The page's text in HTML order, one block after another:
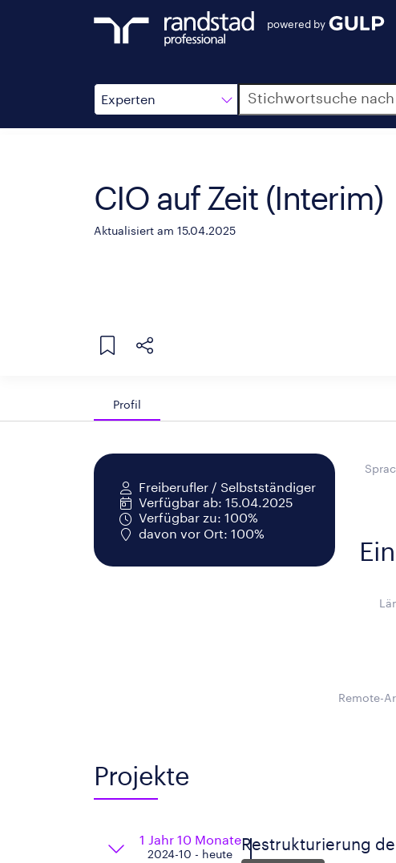
powered by
Experten
Suche
CIO auf Zeit (Interim)
Aktualisiert am 15.04.2025
Profil
Freiberufler / Selbstständiger
Verfügbar ab: 15.04.2025
Verfügbar zu: 100%
davon vor Ort: 100%
Remote-
Projekte
1 Jahr 10 Monate
2024-10 - heute
Restrukturierung